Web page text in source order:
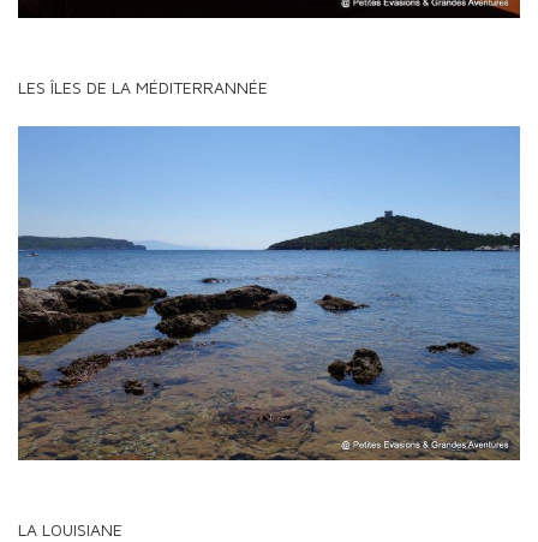
LES ÎLES DE LA MÉDITERRANNÉE
LA LOUISIANE